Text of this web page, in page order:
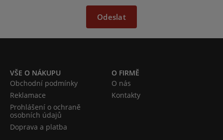
Odeslat
VŠE O NÁKUPU
Obchodní podmínky
Reklamace
Prohlášení o ochraně
osobních údajů
Doprava a platba
O FIRMĚ
O nás
Kontakty